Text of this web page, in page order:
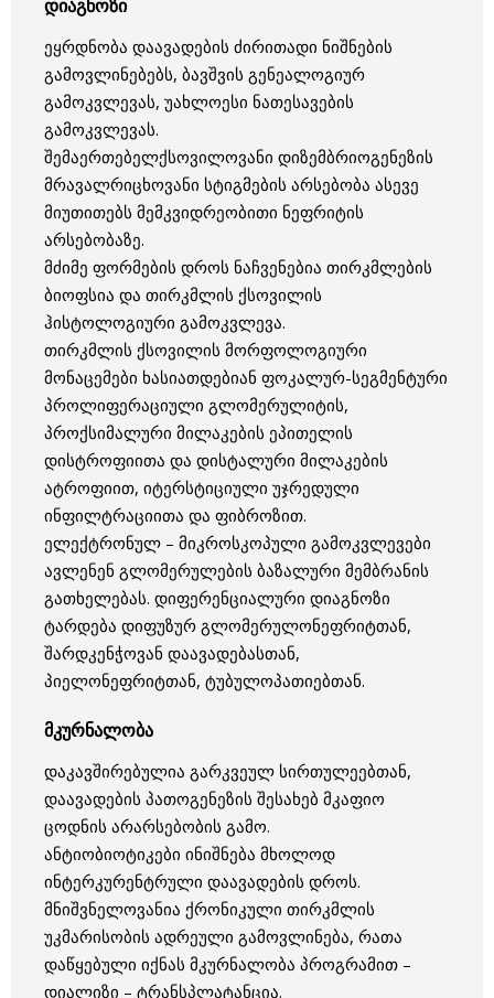
დიაგნოზი
ეყრდნობა დაავადების ძირითადი ნიშნების
გამოვლინებებს, ბავშვის გენეალოგიურ
გამოკვლევას, უახლოესი ნათესავების
გამოკვლევას.
შემაერთებელქსოვილოვანი დიზემბრიოგენეზის
მრავალრიცხოვანი სტიგმების არსებობა ასევე
მიუთითებს მემკვიდრეობითი ნეფრიტის
არსებობაზე.
მძიმე ფორმების დროს ნაჩვენებია თირკმლების
ბიოფსია და თირკმლის ქსოვილის
ჰისტოლოგიური გამოკვლევა.
თირკმლის ქსოვილის მორფოლოგიური
მონაცემები ხასიათდებიან ფოკალურ-სეგმენტური
პროლიფერაციული გლომერულიტის,
პროქსიმალური მილაკების ეპითელის
დისტროფიითა და დისტალური მილაკების
ატროფიით, იტერსტიციული უჯრედული
ინფილტრაციითა და ფიბროზით.
ელექტრონულ – მიკროსკოპული გამოკვლევები
ავლენენ გლომერულების ბაზალური მემბრანის
გათხელებას. დიფერენციალური დიაგნოზი
ტარდება დიფუზურ გლომერულონეფრიტთან,
შარდკენჭოვან დაავადებასთან,
პიელონეფრიტთან, ტუბულოპათიებთან.
მკურნალობა
დაკავშირებულია გარკვეულ სირთულეებთან,
დაავადების პათოგენეზის შესახებ მკაფიო
ცოდნის არარსებობის გამო.
ანტიობიოტიკები ინიშნება მხოლოდ
ინტერკურენტრული დაავადების დროს.
მნიშვნელოვანია ქრონიკული თირკმლის
უკმარისობის ადრეული გამოვლინება, რათა
დაწყებული იქნას მკურნალობა პროგრამით –
დიალიზი – ტრანსპლატანცია.